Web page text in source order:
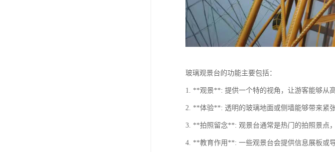
玻璃观景台的功能主要包括：
1. **观景**: 提供一个特的视角，让游客能够从
2. **体验**: 透明的玻璃地面或侧墙能够带来紧
3. **拍照留念**: 观景台通常是热门的拍照景点
4. **教育作用**: 一些观景台会提供信息展板或